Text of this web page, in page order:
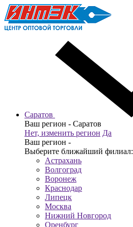
Саратов
Ваш регион - Саратов
Нет, изменить регион Да
Ваш регион -
Выберите ближайший филиал:
Астрахань
Волгоград
Воронеж
Краснодар
Липецк
Москва
Нижний Новгород
Оренбург